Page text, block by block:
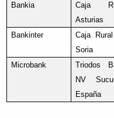
Bankia
Caja
Asturias
Bankinter
Caja
Soria
Microbank
Triodos
NV
España